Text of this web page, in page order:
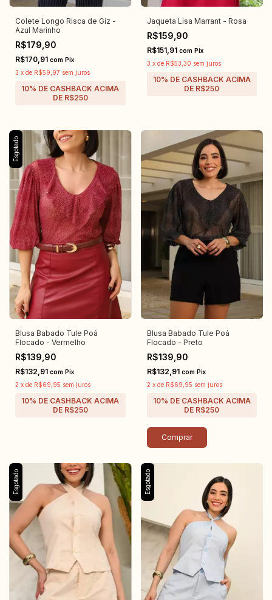
Colete Longo Risca de Giz -
Azul Marinho
R$179,90
R$170,91 com Pix
3 x de R$59,97 sem juros
Jaqueta Lisa Marrant - Rosa
R$159,90
R$151,91 com Pix
3 x de R$53,30 sem juros
Esgotado
Blusa Babado Tule Poá
Flocado - Vermelho
R$139,90
R$132,91 com Pix
2 x de R$69,95 sem juros
Blusa Babado Tule Poá
Flocado - Preto
R$139,90
R$132,91 com Pix
2 x de R$69,95 sem juros
Comprar
Esgotado Esgotado